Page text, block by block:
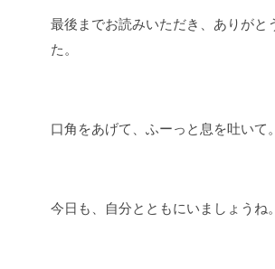
最後までお読みいただき、ありがと
た。
口角をあげて、ふーっと息を吐いて。
今日も、自分とともにいましょうね。